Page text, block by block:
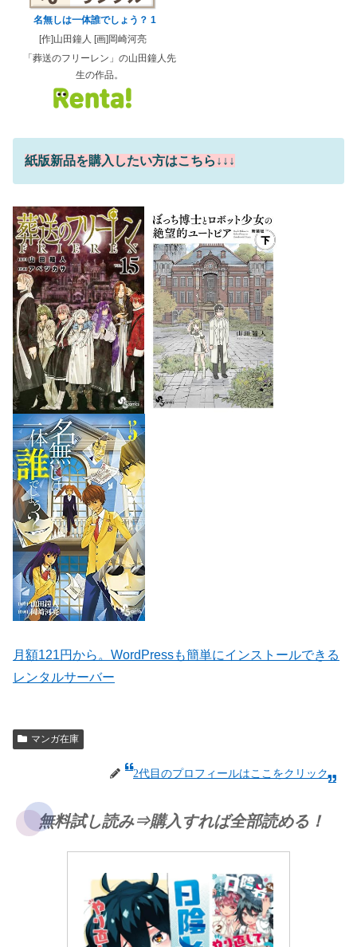
名無しは一体誰でしょう？ 1
[作]山田鐘人 [画]岡崎河亮
「葬送のフリーレン」の山田鐘人先
生の作品。
紙版新品を購入したい方はこちら↓↓↓
月額121円から。WordPressも簡単にインストールできる
レンタルサーバー
マンガ在庫
2代目のプロフィールはここをクリック
無料試し読み⇒購入すれば全部読める！